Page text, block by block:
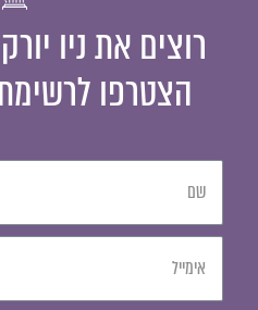
רוצים את ניו
הצטרפו